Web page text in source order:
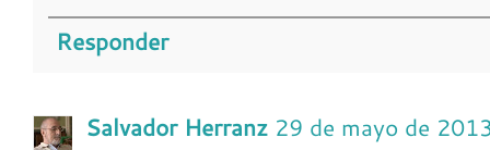
Responder
Salvador Herranz 29 de mayo de